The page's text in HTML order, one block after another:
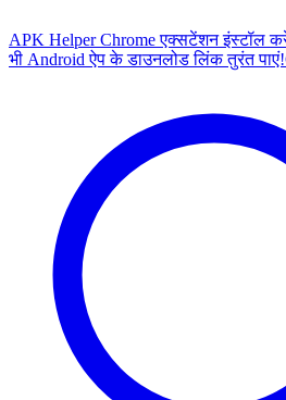
APK Helper Chrome एक्सटेंशन इंस्टॉल
भी Android ऐप के डाउनलोड लिंक तुरंत पाएं!